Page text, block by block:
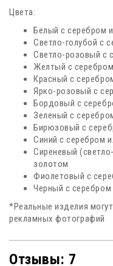
Цвета:
Белый с серебром
Светло-голубой с
Светло-розовый с
Желтый с
Красный с
Ярко-розовый с
Бордовый с
Зеленый с
Бирюзовый с
Синий с серебром
Сиреневый
золотом
Фиолетовый с
Черный с
*Реальные изделия
рекламных фотографий
Отзывы: 7